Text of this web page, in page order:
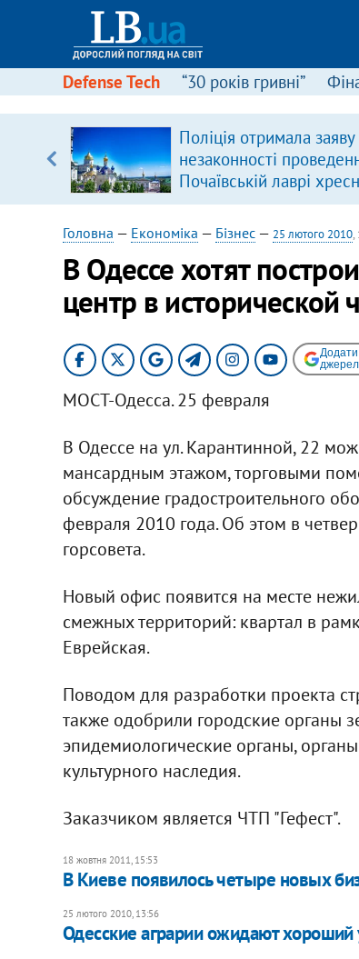
Defense Tech “30 років гривні”
Поліція отримала
незаконності
Почаївській лаврі
Головна — Економіка — Бізнес— 25 лютого 2010,
В Одессе хотят
центр в исторической
МОСТ-Одесса. 25 февраля
В Одессе на ул. Карантинной, 22
мансардным этажом, торговыми
обсуждение градостроительного
февраля 2010 года. Об этом в
горсовета.
Новый офис появится на месте
смежных территорий: квартал в
Еврейская.
Поводом для разработки проекта
также одобрили городские органы
эпидемиологические органы,
культурного наследия.
Заказчиком является ЧТП "Гефест".
18 жовтня 2011, 15:53
В Киеве появилось четыре новых
25 лютого 2010, 13:56
Одесские аграрии ожидают